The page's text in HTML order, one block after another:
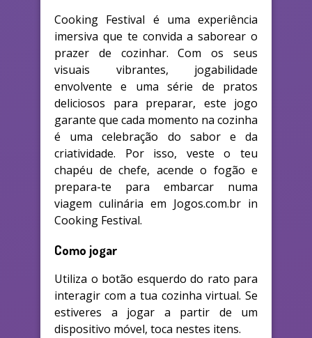
Cooking Festival é uma experiência
imersiva que te convida a saborear o
prazer de cozinhar. Com os seus
visuais vibrantes, jogabilidade
envolvente e uma série de pratos
deliciosos para preparar, este jogo
garante que cada momento na cozinha
é uma celebração do sabor e da
criatividade. Por isso, veste o teu
chapéu de chefe, acende o fogão e
prepara-te para embarcar numa
viagem culinária em Jogos.com.br in
Cooking Festival.
Como jogar
Utiliza o botão esquerdo do rato para
interagir com a tua cozinha virtual. Se
estiveres a jogar a partir de um
dispositivo móvel, toca nestes itens.